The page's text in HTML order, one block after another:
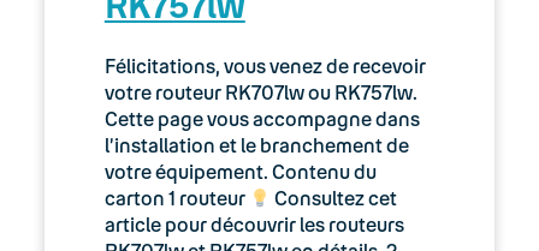
CRM
Keyyo Apps
Découvrez le softphone /
téléphone logiciel Keyyo : Keyyo
Phone
Glossaire Keyyo Apps
Félicitations, vous venez de recevoir
votre routeur RK707lw ou RK757lw.
Cette page vous accompagne dans
l’installation et le branchement de
votre équipement. Contenu du
carton 1 routeur
Consultez cet
article pour découvrir les routeurs